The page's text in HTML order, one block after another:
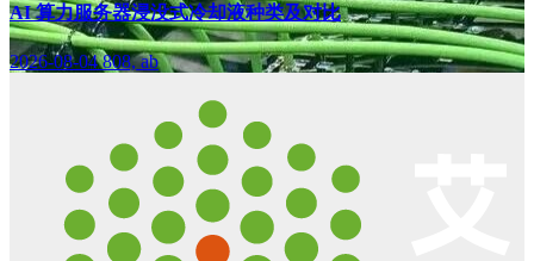
AI 算力服务器浸没式冷却液种类及对比
2026-08-04808, ab